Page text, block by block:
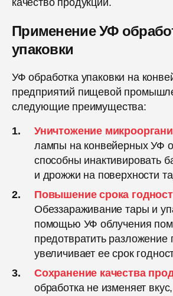
качество продукции.
Применение УФ
упаковки
УФ обработка упаковки на
предприятий пищевой
следующие преимущества:
Уничтожение
лампы на конвейерных УФ
способны инактивировать
и дрожжи на поверхности
Повышение срока
Обеззараживание тары и
помощью УФ облучения
предотвратить разложение
увеличивает ее срок
Сохранение качества
обработка не изменяет